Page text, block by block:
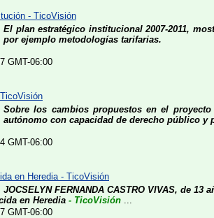
- TicoVisión
El plan estratégico institucional 2007-2011,
por ejemplo metodologías tarifarias.
GMT-06:00
Sobre los cambios propuestos en el
autónomo con capacidad de derecho público y
GMT-06:00
en Heredia - TicoVisión
JOCSELYN FERNANDA CASTRO VIVAS, de 13
en Heredia - TicoVisión ...
GMT-06:00